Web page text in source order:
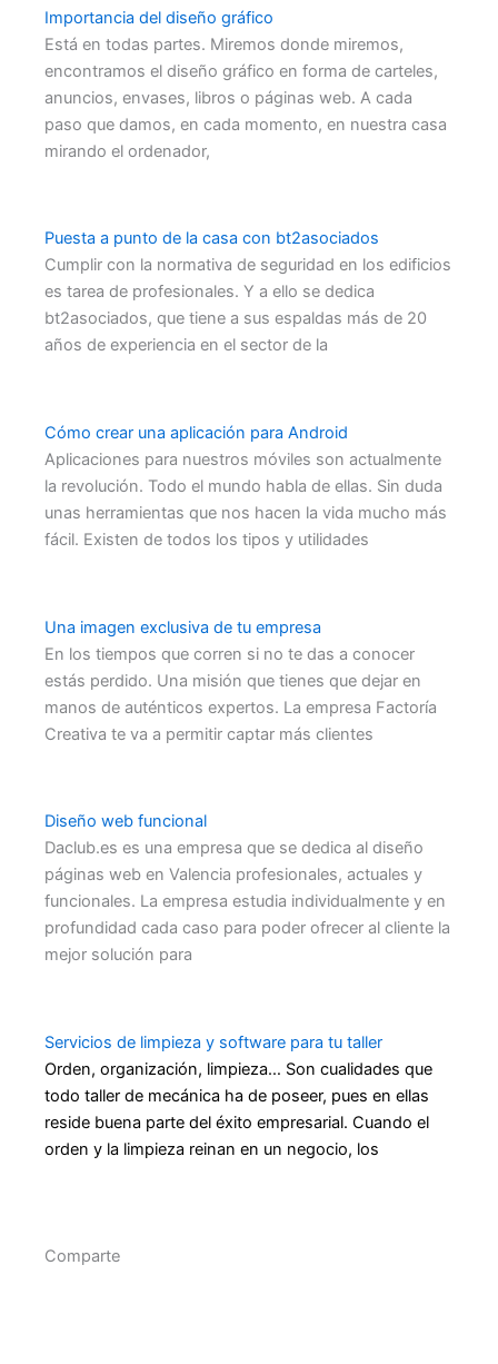
Importancia del diseño gráfico
Está en todas partes. Miremos donde miremos,
encontramos el diseño gráfico en forma de carteles,
anuncios, envases, libros o páginas web. A cada
paso que damos, en cada momento, en nuestra casa
mirando el ordenador,
Puesta a punto de la casa con bt2asociados
Cumplir con la normativa de seguridad en los edificios
es tarea de profesionales. Y a ello se dedica
bt2asociados, que tiene a sus espaldas más de 20
años de experiencia en el sector de la
Cómo crear una aplicación para Android
Aplicaciones para nuestros móviles son actualmente
la revolución. Todo el mundo habla de ellas. Sin duda
unas herramientas que nos hacen la vida mucho más
fácil. Existen de todos los tipos y utilidades
Una imagen exclusiva de tu empresa
En los tiempos que corren si no te das a conocer
estás perdido. Una misión que tienes que dejar en
manos de auténticos expertos. La empresa Factoría
Creativa te va a permitir captar más clientes
Diseño web funcional
Daclub.es es una empresa que se dedica al diseño
páginas web en Valencia profesionales, actuales y
funcionales. La empresa estudia individualmente y en
profundidad cada caso para poder ofrecer al cliente la
mejor solución para
Servicios de limpieza y software para tu taller
Orden, organización, limpieza… Son cualidades que
todo taller de mecánica ha de poseer, pues en ellas
reside buena parte del éxito empresarial. Cuando el
orden y la limpieza reinan en un negocio, los
Comparte